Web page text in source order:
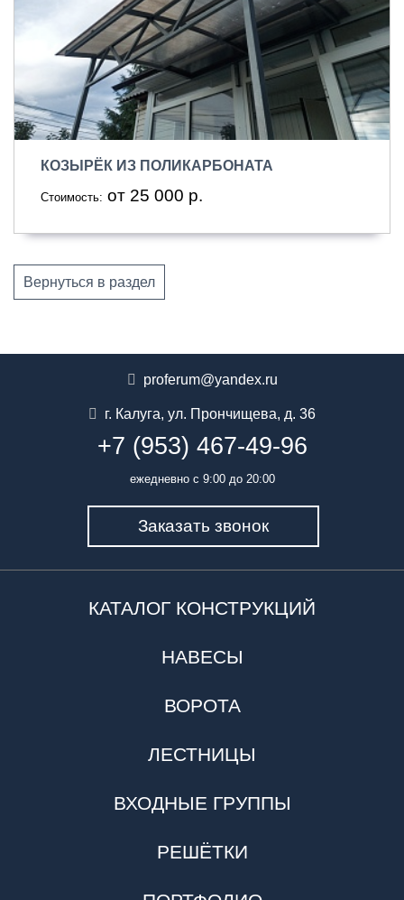
КОЗЫРЁК ИЗ ПОЛИКАРБОНАТА
Стоимость: от 25 000 р.
Вернуться в раздел
proferum@yandex.ru
г. Калуга, ул. Прончищева, д. 36
+7 (953) 467-49-96
ежедневно с 9:00 до 20:00
Заказать звонок
КАТАЛОГ КОНСТРУКЦИЙ
НАВЕСЫ
ВОРОТА
ЛЕСТНИЦЫ
ВХОДНЫЕ ГРУППЫ
РЕШЁТКИ